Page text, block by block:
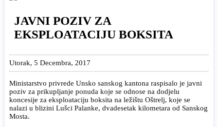
JAVNI POZIV ZA
EKSPLOATACIJU BOKSITA
Utorak, 5 Decembra, 2017
Ministarstvo privrede Unsko sanskog kantona raspisalo je javni
poziv za prikupljanje ponuda koje se odnose na dodjelu
koncesije za eksploataciju boksita na ležištu Oštrelj, koje se
nalazi u blizini Lušci Palanke, dvadesetak kilometara od Sanskog
Mosta.